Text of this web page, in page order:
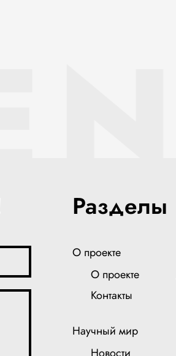
Разделы
О проекте
О проекте
Контакты
Научный мир